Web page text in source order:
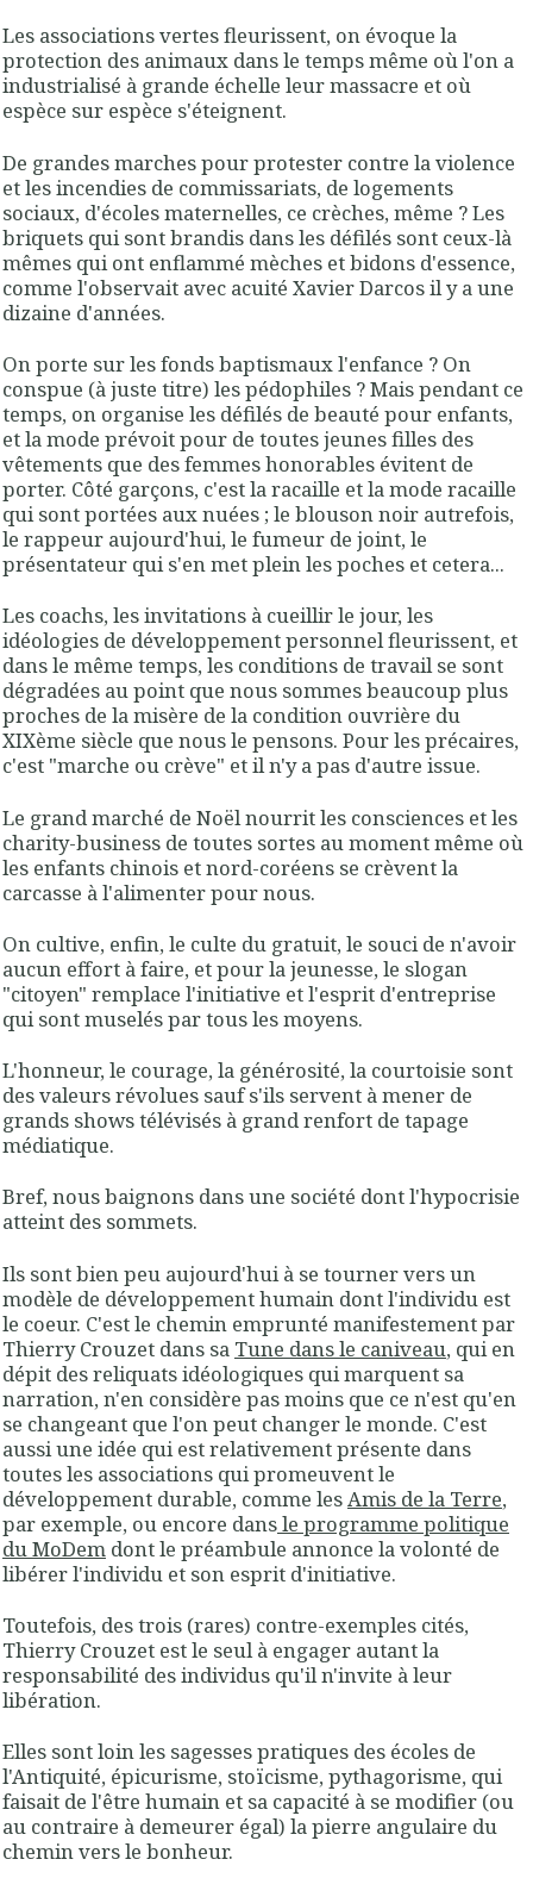
Les associations vertes fleurissent, on évoque la
protection des animaux dans le temps même où l'on a
industrialisé à grande échelle leur massacre et où
espèce sur espèce s'éteignent.
De grandes marches pour protester contre la violence
et les incendies de commissariats, de logements
sociaux, d'écoles maternelles, ce crèches, même ? Les
briquets qui sont brandis dans les défilés sont ceux-là
mêmes qui ont enflammé mèches et bidons d'essence,
comme l'observait avec acuité Xavier Darcos il y a une
dizaine d'années.
On porte sur les fonds baptismaux l'enfance ? On
conspue (à juste titre) les pédophiles ? Mais pendant ce
temps, on organise les défilés de beauté pour enfants,
et la mode prévoit pour de toutes jeunes filles des
vêtements que des femmes honorables évitent de
porter. Côté garçons, c'est la racaille et la mode racaille
qui sont portées aux nuées ; le blouson noir autrefois,
le rappeur aujourd'hui, le fumeur de joint, le
présentateur qui s'en met plein les poches et cetera...
Les coachs, les invitations à cueillir le jour, les
idéologies de développement personnel fleurissent, et
dans le même temps, les conditions de travail se sont
dégradées au point que nous sommes beaucoup plus
proches de la misère de la condition ouvrière du
XIXème siècle que nous le pensons. Pour les précaires,
c'est "marche ou crève" et il n'y a pas d'autre issue.
Le grand marché de Noël nourrit les consciences et les
charity-business de toutes sortes au moment même où
les enfants chinois et nord-coréens se crèvent la
carcasse à l'alimenter pour nous.
On cultive, enfin, le culte du gratuit, le souci de n'avoir
aucun effort à faire, et pour la jeunesse, le slogan
"citoyen" remplace l'initiative et l'esprit d'entreprise
qui sont muselés par tous les moyens.
L'honneur, le courage, la générosité, la courtoisie sont
des valeurs révolues sauf s'ils servent à mener de
grands shows télévisés à grand renfort de tapage
médiatique.
Bref, nous baignons dans une société dont l'hypocrisie
atteint des sommets.
Ils sont bien peu aujourd'hui à se tourner vers un
modèle de développement humain dont l'individu est
le coeur. C'est le chemin emprunté manifestement par
Thierry Crouzet dans sa Tune dans le caniveau, qui en
dépit des reliquats idéologiques qui marquent sa
narration, n'en considère pas moins que ce n'est qu'en
se changeant que l'on peut changer le monde. C'est
aussi une idée qui est relativement présente dans
toutes les associations qui promeuvent le
développement durable, comme lesAmis de la Terre,
par exemple, ou encore dansle programme politique
du MoDem dont le préambule annonce la volonté de
libérer l'individu et son esprit d'initiative.
Toutefois, des trois (rares) contre-exemples cités,
Thierry Crouzet est le seul à engager autant la
responsabilité des individus qu'il n'invite à leur
libération.
Elles sont loin les sagesses pratiques des écoles de
l'Antiquité, épicurisme, stoïcisme, pythagorisme, qui
faisait de l'être humain et sa capacité à se modifier (ou
au contraire à demeurer égal) la pierre angulaire du
chemin vers le bonheur.